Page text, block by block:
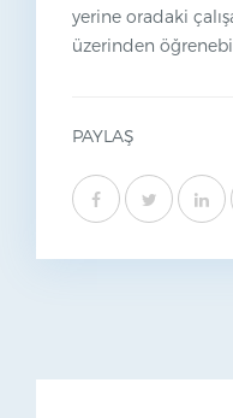
yerine oradaki
üzerinden
PAYLAŞ